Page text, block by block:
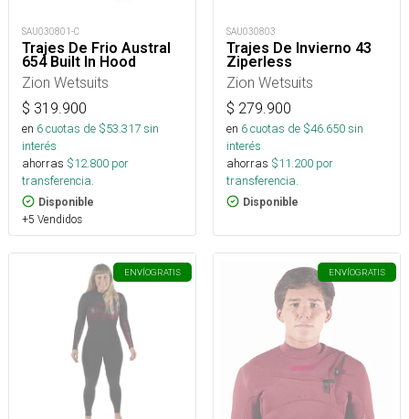
SAU030801-C
Trajes De Frio Austral
654 Built In Hood
Zion Wetsuits
$ 319.900
en 6cuotas de $53.317sin
interés
ahorras $12.800 por
transferencia.
Disponible
+5 Vendidos
SAU030803
Trajes De Invierno 43
Ziperless
Zion Wetsuits
$ 279.900
en 6cuotas de $46.650sin
interés
ahorras $11.200 por
transferencia.
Disponible
ENVÍOGRATIS ENVÍOGRATIS